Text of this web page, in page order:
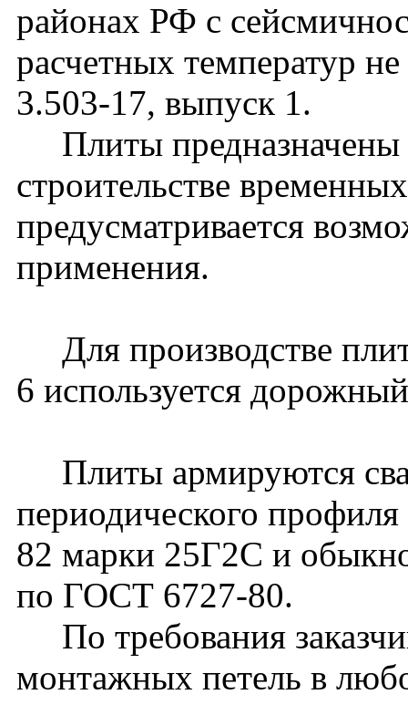
районах РФ с
расчетных температур
3.503-17, выпуск 1.
Плиты предназначены
строительстве
предусматривается
применения.
Для производстве
6 используется
Плиты армируются
периодического
82 марки 25Г2С и
по ГОСТ 6727-80.
По требования
монтажных петель в